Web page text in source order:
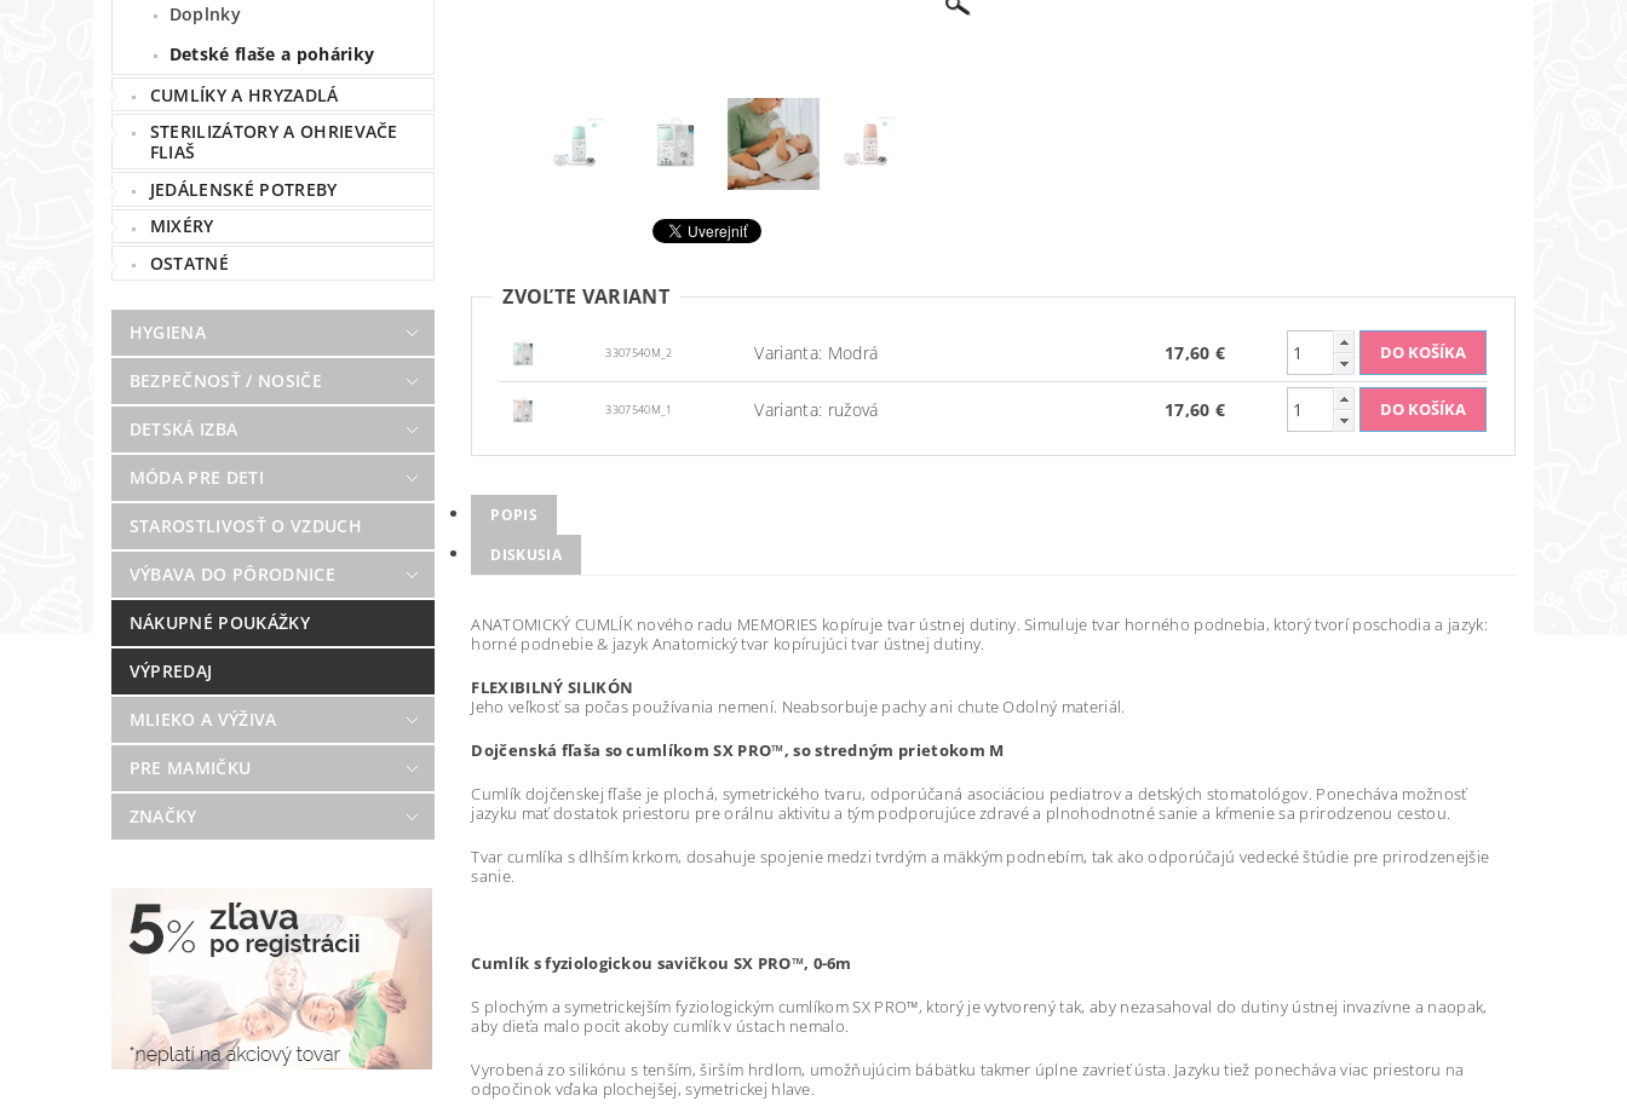
Doplnky
Detské flaše a poháriky
CUMLÍKY A HRYZADLÁ
STERILIZÁTORY A OHRIEVAČE
FLIAŠ
JEDÁLENSKÉ POTREBY
MIXÉRY
OSTATNÉ
HYGIENA
BEZPEČNOSŤ / NOSIČE
DETSKÁ IZBA
MÓDA PRE DETI
STAROSTLIVOSŤ O VZDUCH
VÝBAVA DO PÔRODNICE
NÁKUPNÉ POUKÁŽKY
VÝPREDAJ
MLIEKO A VÝŽIVA
PRE MAMIČKU
ZNAČKY
ZVOĽTE VARIANT
3307540M_2 Varianta: Modrá 17,60 €
3307540M_1 Varianta: ružová 17,60 €
POPIS
DISKUSIA
ANATOMICKÝ CUMLÍK nového radu MEMORIES kopíruje tvar ústnej dutiny. Simuluje tvar horného podnebia, ktorý tvorí poschodia a jazyk:
horné podnebie & jazyk Anatomický tvar kopírujúci tvar ústnej dutiny.
FLEXIBILNÝ SILIKÓN
Jeho veľkosť sa počas používania nemení. Neabsorbuje pachy ani chute Odolný materiál.
Dojčenská fľaša so cumlíkom SX PRO™, so stredným prietokom M
Cumlík dojčenskej fľaše je plochá, symetrického tvaru, odporúčaná asociáciou pediatrov a detských stomatológov. Ponecháva možnosť
jazyku mať dostatok priestoru pre orálnu aktivitu a tým podporujúce zdravé a plnohodnotné sanie a kŕmenie sa prirodzenou cestou.
Tvar cumlíka s dlhším krkom, dosahuje spojenie medzi tvrdým a mäkkým podnebím, tak ako odporúčajú vedecké štúdie pre prirodzenejšie
sanie.
Cumlík s fyziologickou savičkou SX PRO™, 0-6m
S plochým a symetrickejším fyziologickým cumlíkom SX PRO™, ktorý je vytvorený tak, aby nezasahoval do dutiny ústnej invazívne a naopak,
aby dieťa malo pocit akoby cumlík v ústach nemalo.
Vyrobená zo silikónu s tenším, širším hrdlom, umožňujúcim bábätku takmer úplne zavrieť ústa. Jazyku tiež ponecháva viac priestoru na
odpočinok vďaka plochejšej, symetrickej hlave.